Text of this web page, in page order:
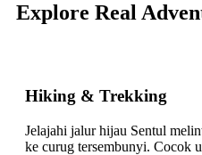
Explore Real
Hiking & Trekking
Jelajahi jalur hijau Sentul
ke curug tersembunyi. Cocok